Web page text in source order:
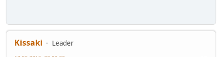
Kissaki
Leader